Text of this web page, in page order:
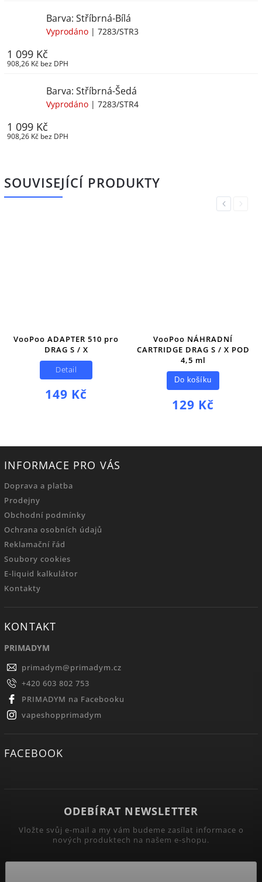
Barva: Stříbrná-Bílá
Vyprodáno | 7283/STR3
1 099 Kč
908,26 Kč bez DPH
Barva: Stříbrná-Šedá
Vyprodáno | 7283/STR4
1 099 Kč
908,26 Kč bez DPH
SOUVISEJÍCÍ PRODUKTY
Previous
VooPoo ADAPTER 510 pro
DRAG S / X
149 Kč
Detail
VooPoo NÁHRADNÍ
CARTRIDGE DRAG S / X POD
4,5 ml
129 Kč
Do košíku
Next
INFORMACE PRO VÁS
Doprava a platba
Prodejny
Obchodní podmínky
Ochrana osobních údajů
Reklamační řád
Soubory cookies
E-liquid kalkulátor
Kontakty
KONTAKT
PRIMADYM
primadym@primadym.cz
+420 603 802 753
PRIMADYM na Facebooku
vapeshopprimadym
FACEBOOK
ODEBÍRAT NEWSLETTER
Vložte svůj e-mail a my vám budeme zasílat informace o
nových produktech na našem e-shopu.